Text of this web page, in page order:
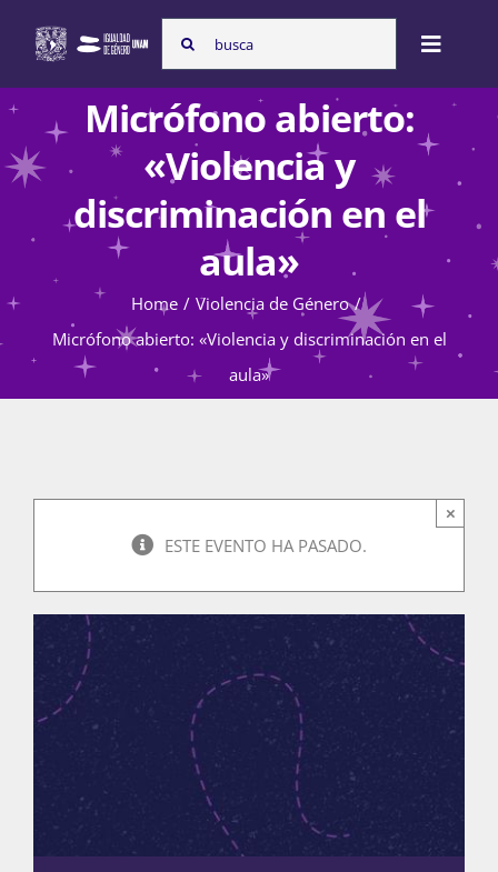
content
Search
for:
Toggle
Inicio
Nosotras
Programas
Atención de la violencia de género
La Boletina
Recursos
Micrófono abierto:
«Violencia y
discriminación en el
aula»
Home
Violencia de Género
Micrófono abierto: «Violencia y discriminación en el
aula»
ESTE EVENTO HA PASADO.
×